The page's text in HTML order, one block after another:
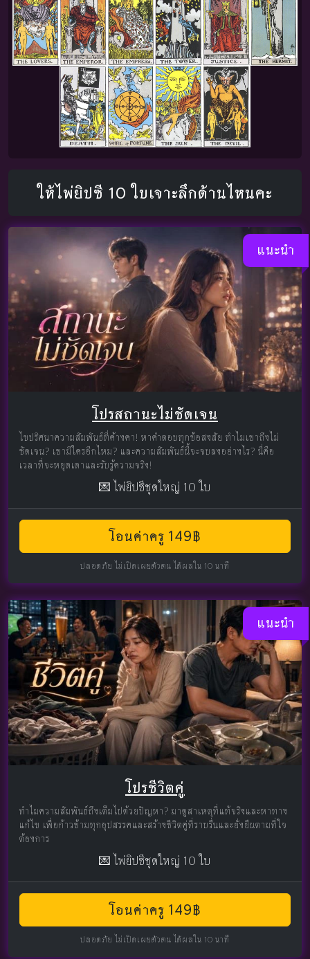
ให้ไพ่ยิปซี 10 ใบเจาะลึกด้านไหนคะ
แนะนำ
โปรสถานะไม่ชัดเจน
ไขปริศนาความสัมพันธ์ที่ค้างคา! หาคำตอบทุกข้อสงสัย ทำไมเขาถึงไม่
ชัดเจน? เขามีใครอีกไหม? และความสัมพันธ์นี้จะจบลงอย่างไร? นี่คือ
เวลาที่จะหยุดเดาและรับรู้ความจริง!
💌 ไพ่ยิปซีชุดใหญ่ 10 ใบ
โอนค่าครู 149฿
ปลอดภัย ไม่เปิดเผยตัวตน ได้ผลใน 10 นาที
แนะนำ
โปรชีวิตคู่
ทำไมความสัมพันธ์ถึงเต็มไปด้วยปัญหา? มาดูสาเหตุที่แท้จริงและหาทาง
แก้ไข เพื่อก้าวข้ามทุกอุปสรรคและสร้างชีวิตคู่ที่ราบรื่นและยั่งยืนตามที่ใจ
ต้องการ
💌 ไพ่ยิปซีชุดใหญ่ 10 ใบ
โอนค่าครู 149฿
ปลอดภัย ไม่เปิดเผยตัวตน ได้ผลใน 10 นาที